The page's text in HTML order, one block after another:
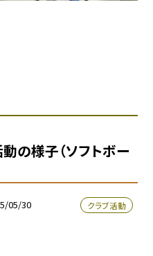
動の様子（ソフトボー
05/30 クラブ活動